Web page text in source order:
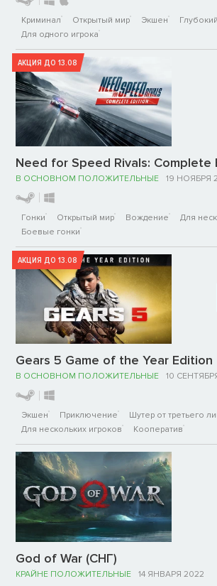
Криминал Открытый мир Экшен
Для одного игрока
АКЦИЯ ДО 13.08
Need for Speed Rivals: Complete
В ОСНОВНОМ ПОЛОЖИТЕЛЬНЫЕ 19 НОЯБРЯ
Гонки Открытый мир Вождение
Для
Боевые гонки
АКЦИЯ ДО 13.08
Gears 5 Game of the Year Edition
В ОСНОВНОМ ПОЛОЖИТЕЛЬНЫЕ 10
Экшен Приключение
Шутер от третьего
Для нескольких игроков
Кооператив
God of War (СНГ)
КРАЙНЕ ПОЛОЖИТЕЛЬНЫЕ 14 ЯНВАРЯ 2022